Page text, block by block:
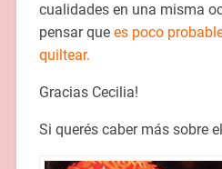
cualidades en una misma
pensar que es poco
quiltear.
Gracias Cecilia!
Si querés caber más sobre